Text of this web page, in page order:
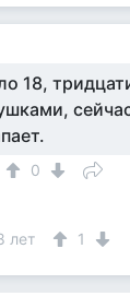
18,
0
лет 1